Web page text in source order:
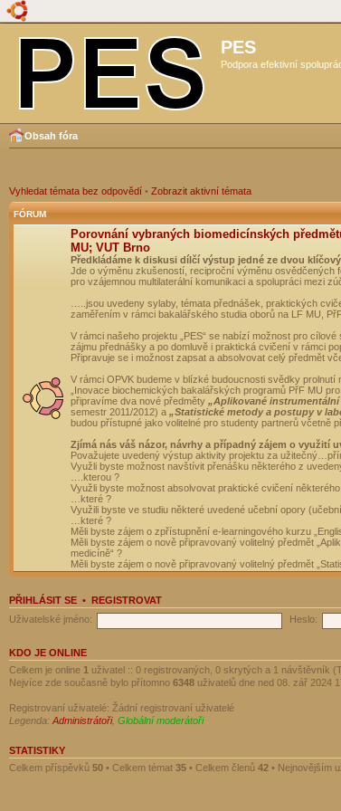
PES
Podpora efektivní
Obsah fóra
Vyhledat témata bez odpovědí • Zobrazit aktivní témata
FÓRUM
Porovnání vybraných biomedicínských
MU; VUT Brno
Předkládáme k diskusi dílčí výstup jedné ze dvou
Jde o výměnu zkušeností, reciproční výměnu
pro vzájemnou multilaterální komunikaci a spolupráci mezi
…..jsou uvedeny sylaby, témata přednášek, praktických
zaměřením v rámci bakalářského studia oborů na LF MU,
V rámci našeho projektu „PES“ se nabízí možnost pro
zájmu přednášky a po domluvě i praktická cvičení v rámci
Připravuje se i možnost zapsat a absolvovat celý předmět
V rámci OPVK budeme v blízké budoucnosti svědky
„Inovace biochemických bakalářských programů PřF MU
připravíme dva nové předměty „Aplikované
semestr 2011/2012) a „Statistické metody a postupy v
budou přístupné jako volitelné pro studenty partnerů včetně
Zjímá nás váš názor, návrhy a případný zájem o využití
Považujete uvedený výstup aktivity projektu za
Využli byste možnost navštívit přenášku některého z
….kterou ?
Využli byste možnost absolvovat praktické cvičení
…které ?
Využili byste ve studiu některé uvedené učební opory
…které ?
Měli byste zájem o zpřístupnění e-learningového kurzu
Měli byste zájem o nově připravovaný volitelný předmět
medicíně“ ?
Měli byste zájem o nově připravovaný volitelný předmět
PŘIHLÁSIT SE • REGISTROVAT
Uživatelské jméno:
Heslo:
KDO JE ONLINE
Celkem je online 1 uživatel :: 0 registrovaných, 0 skrytých a 1 návštěvník
Nejvíce zde současně bylo přítomno 6348 uživatelů dne ned 08. zář 2024
Registrovaní uživatelé: Žádní registrovaní uživatelé
Legenda: Administrátoři, Globální moderátoři
STATISTIKY
Celkem příspěvků 50 • Celkem témat 35 • Celkem členů 42 • Nejnovějším